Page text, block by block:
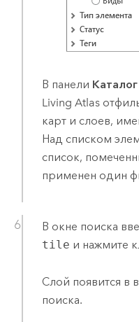
В панели Каталог
Living Atlas
карт и слоев,
Над списком
список,
применен один
В окне поиска
tile и нажмите
Слой появится в
поиска.